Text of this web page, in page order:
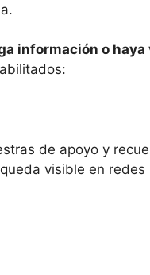
información o haya
de apoyo y
visible en redes